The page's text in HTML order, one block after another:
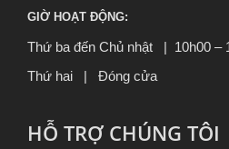
GIỜ HOẠT ĐỘNG:
Thứ ba đến Chủ nhật | 10h00 –
Thứ hai | Đóng cửa
HỖ TRỢ CHÚNG TÔI